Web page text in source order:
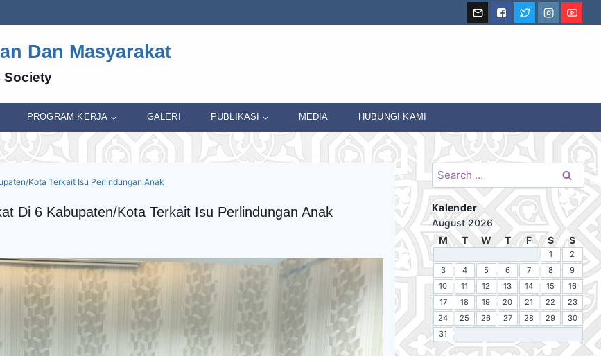
Dan Masyarakat
Society
PROGRAM KERJA GALERI PUBLIKASI MEDIA HUBUNGI KAMI
Kota Terkait Isu Perlindungan Anak
Di 6 Kabupaten/Kota Terkait Isu Perlindungan Anak
Search
for:
Kalender
August 2026
M
T W T F S S
1
2
3
4 5 6 7 8
9
10
11 12 13 14 15
16
17
18 19 20 21 22
23
24
25 26 27 28 29
30
31